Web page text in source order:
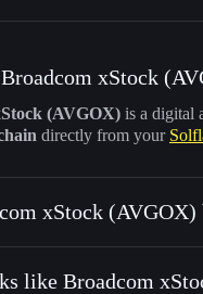
xStock
(AVGOX) is a digital
directly from your
xStock
swapped for
like Broadcom